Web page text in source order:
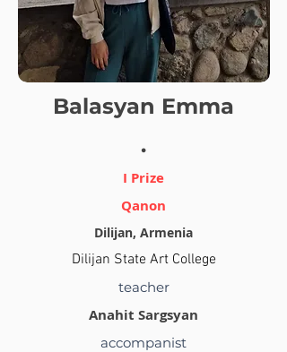
Balasyan Emma
.
I Prize
Qanon
Dilijan, Armenia
Dilijan State Art College
teacher
Anahit Sargsyan
accompanist